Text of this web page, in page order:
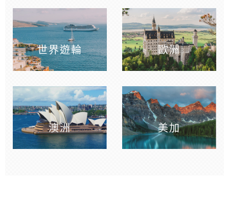
世界遊輪 歐洲
澳洲 美加